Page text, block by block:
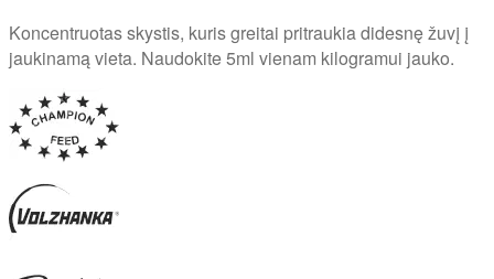
Koncentruotas skystis, kuris greitai pritraukia didesnę žuvį į
jaukinamą vieta. Naudokite 5ml vienam kilogramui jauko.